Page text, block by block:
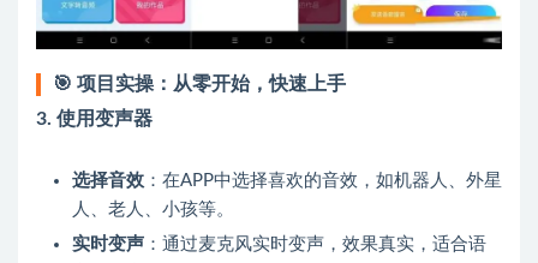
🎯 项目实操：从零开始，快速上手
3. 使用变声器
选择音效 ：在APP中选择喜欢的音效，如机器人、外星
人、老人、小孩等。
实时变声 ：通过麦克风实时变声，效果真实，适合语